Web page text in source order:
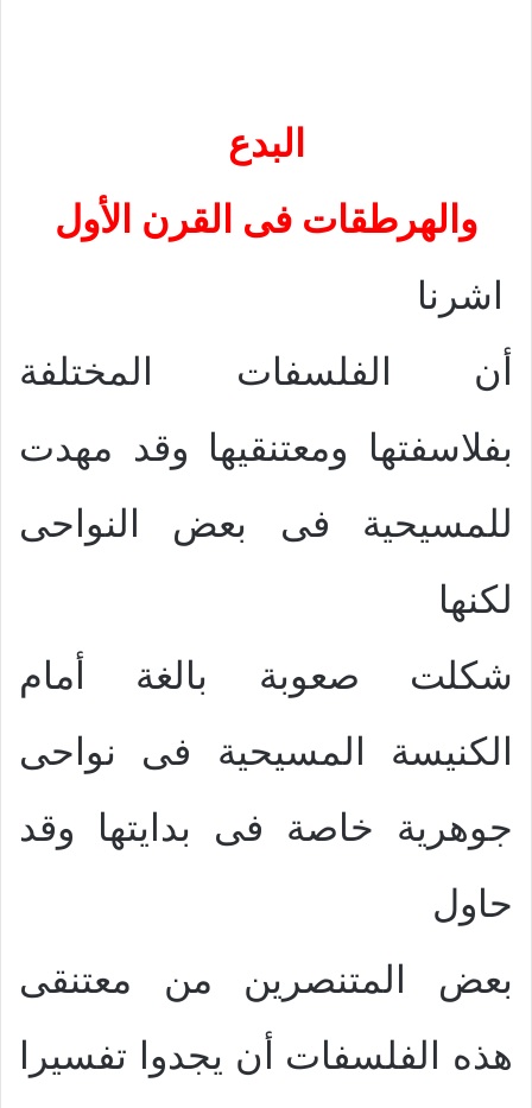
البدع
والهرطقات فى القرن الأول
اشرنا
أن الفلسفات المختلفة
بفلاسفتها ومعتنقيها وقد مهدت
للمسيحية فى بعض النواحى
لكنها
شكلت صعوبة بالغة أمام
الكنيسة المسيحية فى نواحى
جوهرية خاصة فى بدايتها وقد
حاول
بعض المتنصرين من معتنقى
هذه الفلسفات أن يجدوا تفسيرا